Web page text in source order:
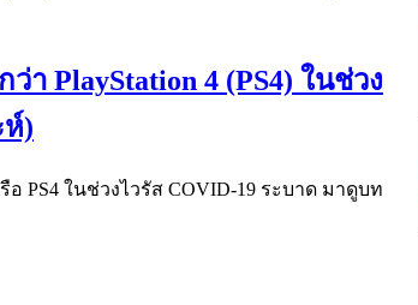
า PlayStation 4 (PS4) ในช่วง
ห์)
อ PS4 ในช่วงไวรัส COVID-19 ระบาด มาดูบท